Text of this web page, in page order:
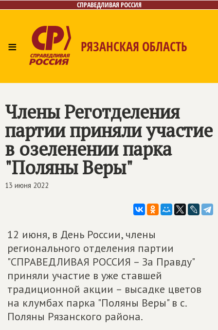
СПРАВЕДЛИВАЯ РОССИЯ
≡ РЯЗАНСКАЯ ОБЛАСТЬ
Члены Реготделения
партии приняли участие
в озеленении парка
"Поляны Веры"
13 июня 2022
12 июня, в День России, члены
регионального отделения партии
"СПРАВЕДЛИВАЯ РОССИЯ – За Правду"
приняли участие в уже ставшей
традиционной акции – высадке цветов
на клумбах парка "Поляны Веры" в с.
Поляны Рязанского района.